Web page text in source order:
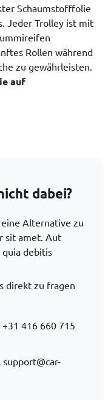
Schaumstofffolie
Jeder Trolley ist mit
Rollen während
zu gewährleisten.
auf
dabei?
Alternative zu
sit amet. Aut
quia debitis
direkt zu fragen
+31 416 660 715
support@car-